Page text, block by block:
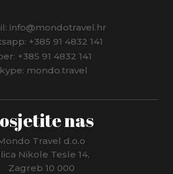
info@mondotravel.hr
+385 91 4832 141
+385 91 4832 141
mondo.travel
nas
Travel d.o.o
Nikole Tesle 14,
Zagreb 10 000